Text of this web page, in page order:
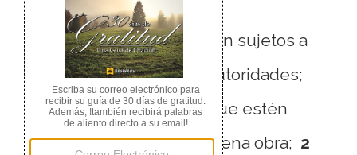
Recuérdales que estén sujetos a
los gobernantes, a las autoridades;
que sean obedientes, que estén
preparados para toda buena obra; 2